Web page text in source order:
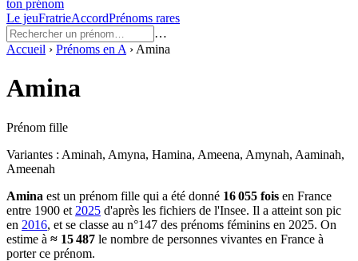
ton prénom
Le jeuFratrieAccordPrénoms rares
…
Accueil › Prénoms en A › Amina
Amina
Prénom fille
Variantes : Aminah, Amyna, Hamina, Ameena, Amynah, Aaminah,
Ameenah
Amina est un prénom fille qui a été donné 16 055 fois en France
entre 1900 et 2025 d'après les fichiers de l'Insee. Il a atteint son pic
en 2016, et se classe au n°147 des prénoms féminins en 2025. On
estime à ≈ 15 487 le nombre de personnes vivantes en France à
porter ce prénom.